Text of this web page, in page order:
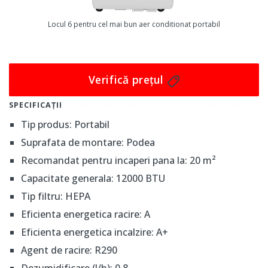
tot parcursul anului. Are multiple funcții de climatizare
făcându-l o investiție demnă de luat în considerare.
SPECIFICAȚII
Tip produs: Portabil
Suprafata de montare: Podea
Recomandat pentru incaperi pana la: 20 m²
Capacitate generala: 12000 BTU
Tip filtru: HEPA
Eficienta energetica racire: A
Eficienta energetica incalzire: A+
Agent de racire: R290
Locul 6 pentru cel mai bun aer conditionat portabil
Verifică prețul